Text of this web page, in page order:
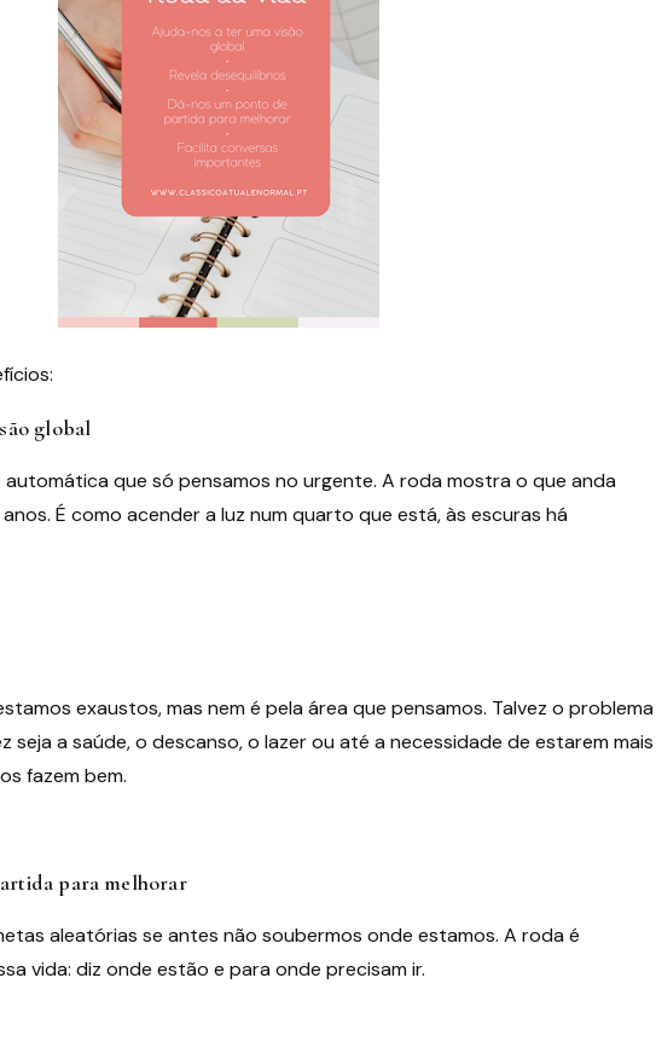
global
que só pensamos no urgente. A roda mostra o que anda
É como acender a luz num quarto que está, às escuras há
exaustos, mas nem é pela área que pensamos. Talvez o problema
seja a saúde, o descanso, o lazer ou até a necessidade de estarem mais
fazem bem.
para melhorar
aleatórias se antes não soubermos onde estamos. A roda é
vida: diz onde estão e para onde precisam ir.